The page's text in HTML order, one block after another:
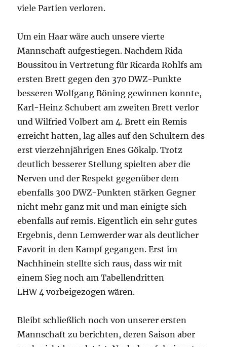
viele Partien verloren.
Um ein Haar wäre auch unsere vierte
Mannschaft aufgestiegen. Nachdem Rida
Boussitou in Vertretung für Ricarda Rohlfs am
ersten Brett gegen den 370 DWZ-Punkte
besseren Wolfgang Böning gewinnen konnte,
Karl-Heinz Schubert am zweiten Brett verlor
und Wilfried Volbert am 4. Brett ein Remis
erreicht hatten, lag alles auf den Schultern des
erst vierzehnjährigen Enes Gökalp. Trotz
deutlich besserer Stellung spielten aber die
Nerven und der Respekt gegenüber dem
ebenfalls 300 DWZ-Punkten stärken Gegner
nicht mehr ganz mit und man einigte sich
ebenfalls auf remis. Eigentlich ein sehr gutes
Ergebnis, denn Lemwerder war als deutlicher
Favorit in den Kampf gegangen. Erst im
Nachhinein stellte sich raus, dass wir mit
einem Sieg noch am Tabellendritten
LHW 4 vorbeigezogen wären.
Bleibt schließlich noch von unserer ersten
Mannschaft zu berichten, deren Saison aber